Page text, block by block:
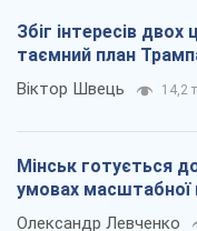
Збіг інтересів двох
таємний план
Віктор Швець 14,2
Мінськ готується
умовах масштабної
Олександр Левченко